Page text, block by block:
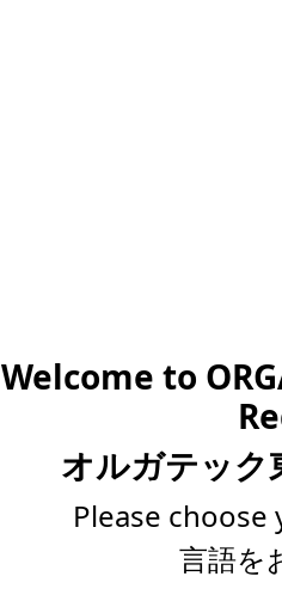
Welcome to
オルガテック
Please
言語を